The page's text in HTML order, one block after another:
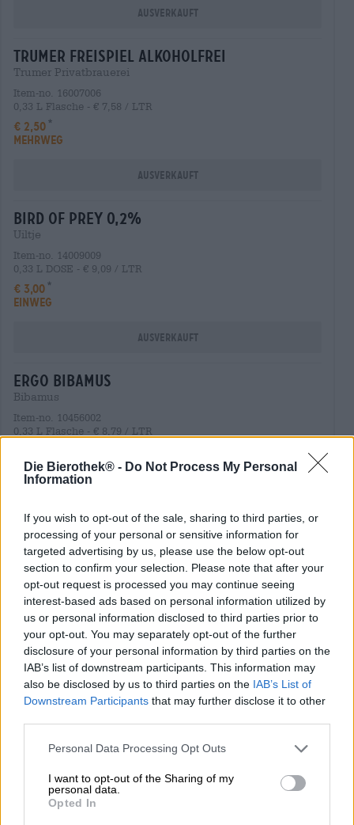
Die Bierothek® - Do Not Process My Personal
Information
If you wish to opt-out of the sale, sharing to third parties, or
processing of your personal or sensitive information for
targeted advertising by us, please use the below opt-out
section to confirm your selection. Please note that after your
opt-out request is processed you may continue seeing
interest-based ads based on personal information utilized by
us or personal information disclosed to third parties prior to
your opt-out. You may separately opt-out of the further
disclosure of your personal information by third parties on the
IAB’s list of downstream participants. This information may
also be disclosed by us to third parties on the IAB’s List of
Downstream Participants that may further disclose it to other
Personal Data Processing Opt Outs
I want to opt-out of the Sharing of my
personal data.
Opted In
Ausverkauft
trumer freispiel alkoholfrei
Trumer Privatbrauerei
Item-no. 16007006
0,33 L Flasche - € 7,58 / LTR
€ 2,50
MEHRWEG
Ausverkauft
bird of prey 0,2%
Uiltje
Item-no. 14009009
0,33 L DOSE - € 9,09 / LTR
€ 3,00
EINWEG
Ausverkauft
ergo bibamus
Bibamus
Item-no. 10456002
0,33 L Flasche - € 8,79 / LTR
MEHRWEG
nillis 0,0%
La Trappe Trappist
Item-no. 14002012
0,33 L Flasche - € 8,79 / LTR
€ 2,90
MEHRWEG
Ausverkauft
punk ipa alkoholfrei
BrewDog
Item-no. 13001142
0,33 L DOSE - € 8,79 / LTR
EINWEG